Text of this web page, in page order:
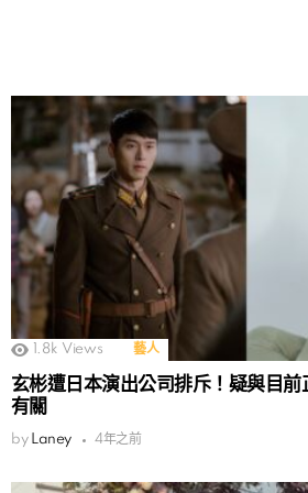
1.8k Views 藝人
玄彬遭日本演出公司排斥！疑與目
有關
by Laney 4年之前